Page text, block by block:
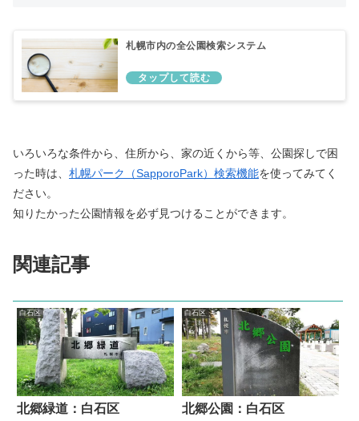
札幌市内の全公園検索システム
いろいろな条件から、住所から、家の近くから等、公園探しで困
った時は、 札幌パーク（SapporoPark）検索機能を使ってみてく
ださい。
知りたかった公園情報を必ず見つけることができます。
関連記事
白石区
北郷緑道：白石区
白石区
北郷公園：白石区